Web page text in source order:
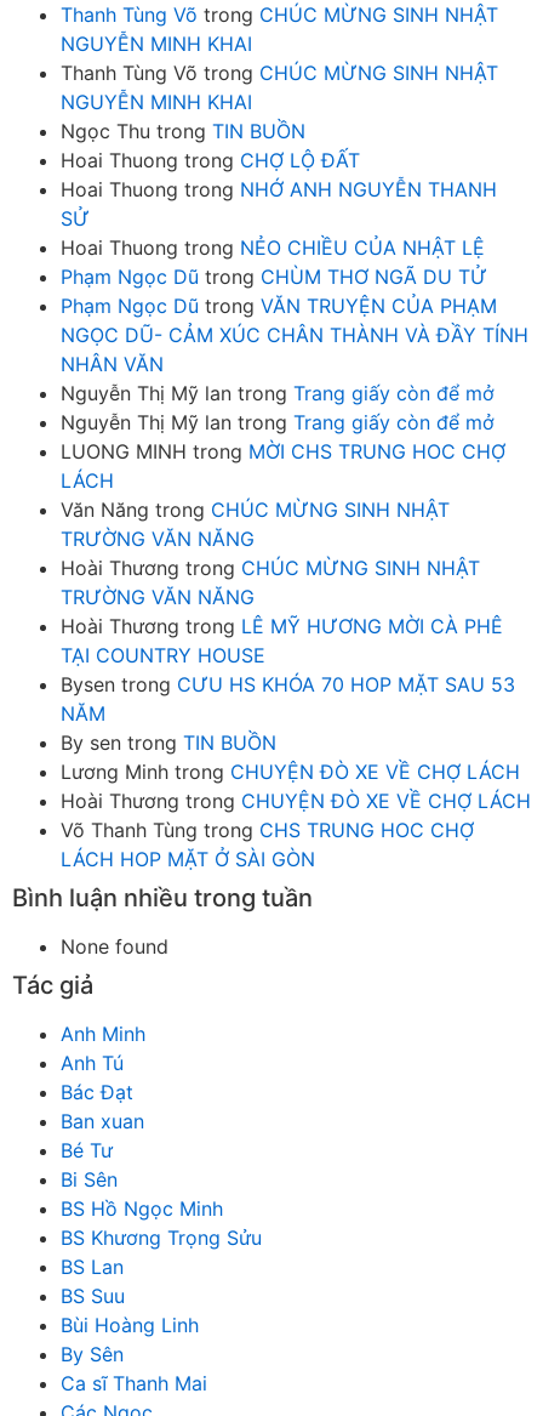
Thanh Tùng Võ trong CHÚC MỪNG SINH NHẬT
NGUYỄN MINH KHAI
Thanh Tùng Võ trong CHÚC MỪNG SINH NHẬT
NGUYỄN MINH KHAI
Ngọc Thu trong TIN BUỒN
Hoai Thuong trong CHỢ LỘ ĐẤT
Hoai Thuong trong NHỚ ANH NGUYỄN THANH
SỬ
Hoai Thuong trong NẺO CHIỀU CỦA NHẬT LỆ
Phạm Ngọc Dũ trong CHÙM THƠ NGÃ DU TỬ
Phạm Ngọc Dũ trong VĂN TRUYỆN CỦA PHẠM
NGỌC DŨ- CẢM XÚC CHÂN THÀNH VÀ ĐẦY TÍNH
NHÂN VĂN
Nguyễn Thị Mỹ lan trong Trang giấy còn để mở
Nguyễn Thị Mỹ lan trong Trang giấy còn để mở
LUONG MINH trong MỜI CHS TRUNG HOC CHỢ
LÁCH
Văn Năng trong CHÚC MỪNG SINH NHẬT
TRƯỜNG VĂN NĂNG
Hoài Thương trong CHÚC MỪNG SINH NHẬT
TRƯỜNG VĂN NĂNG
Hoài Thương trong LÊ MỸ HƯƠNG MỜI CÀ PHÊ
TẠI COUNTRY HOUSE
Bysen trong CƯU HS KHÓA 70 HOP MẶT SAU 53
NĂM
By sen trong TIN BUỒN
Lương Minh trong CHUYỆN ĐÒ XE VỀ CHỢ LÁCH
Hoài Thương trong CHUYỆN ĐÒ XE VỀ CHỢ LÁCH
Võ Thanh Tùng trong CHS TRUNG HOC CHỢ
LÁCH HOP MẶT Ở SÀI GÒN
Bình luận nhiều trong tuần
None found
Tác giả
Anh Minh
Anh Tú
Bác Đạt
Ban xuan
Bé Tư
Bi Sên
BS Hồ Ngọc Minh
BS Khương Trọng Sửu
BS Lan
BS Suu
Bùi Hoàng Linh
By Sên
Ca sĩ Thanh Mai